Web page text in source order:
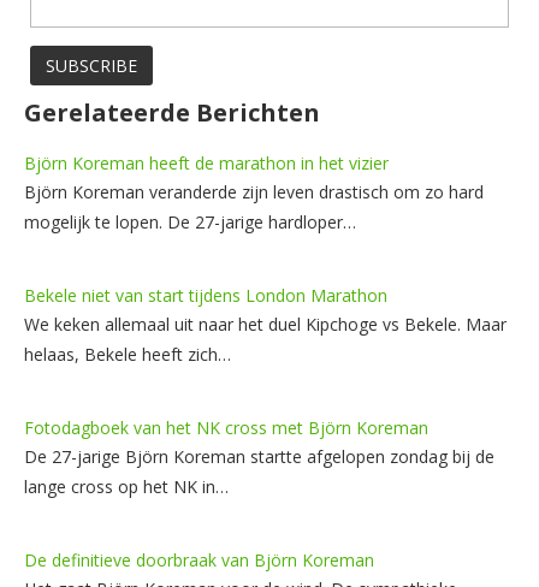
Gerelateerde Berichten
Björn Koreman heeft de marathon in het vizier
Björn Koreman veranderde zijn leven drastisch om zo hard
mogelijk te lopen. De 27-jarige hardloper…
Bekele niet van start tijdens London Marathon
We keken allemaal uit naar het duel Kipchoge vs Bekele. Maar
helaas, Bekele heeft zich…
Fotodagboek van het NK cross met Björn Koreman
De 27-jarige Björn Koreman startte afgelopen zondag bij de
lange cross op het NK in…
De definitieve doorbraak van Björn Koreman